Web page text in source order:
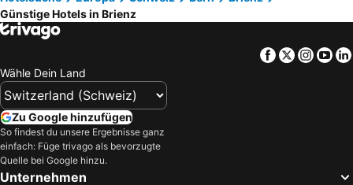
Seehotel Wilerbad
Hotel Residence
Romantik Hotel Schweizerhof
Hotel Chalet Swiss
Hotel Sörenberg
Hotel Spinne
Hotel Panorama
Grand Beau-Rivage
Strandhotel
Central Hotel Wolter
Günstige Hotels in Brienz
Facebook
Twitter
Wähle Dein Land
Zu Google hinzufügen
So findest du unsere Ergebnisse ganz
einfach: Füge trivago als bevorzugte
Quelle bei Google hinzu.
Unternehmen